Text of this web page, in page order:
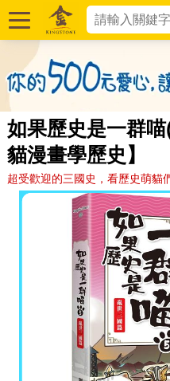
如果歷史是一群
貓漫畫學歷史】
超受歡迎的三國史，看歷史萌貓